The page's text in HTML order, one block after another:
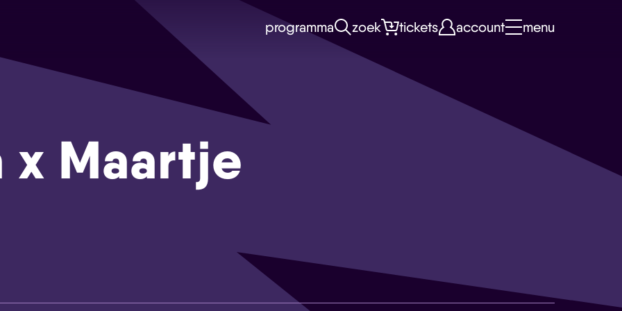
programma zoek tickets account menu
x Maartje